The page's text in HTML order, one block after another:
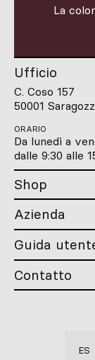
La
Ufficio
C. Coso 157
50001
ORARIO
Da lunedì a
dalle 9:30 alle
Shop
Azienda
Guida
Contatto
ES